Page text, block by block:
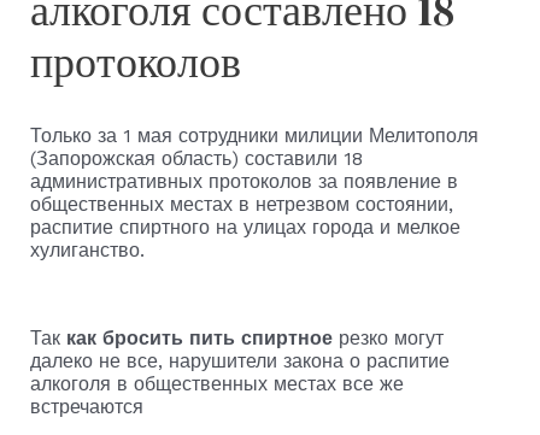
протоколов
Только за 1 мая сотрудники милиции Мелитополя
(Запорожская область) составили 18
административных протоколов за появление в
общественных местах в нетрезвом состоянии,
распитие спиртного на улицах города и мелкое
хулиганство.
Так как бросить пить спиртноерезко могут
далеко не все, нарушители закона о распитие
алкоголя в общественных местах все же
встречаются